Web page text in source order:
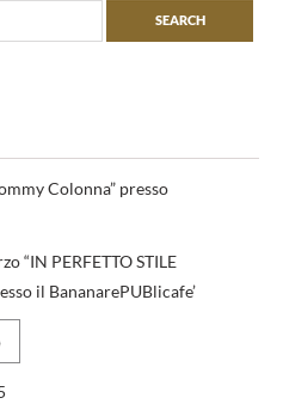
Colonna” presso
“IN PERFETTO STILE
il BananarePUBlicafe’